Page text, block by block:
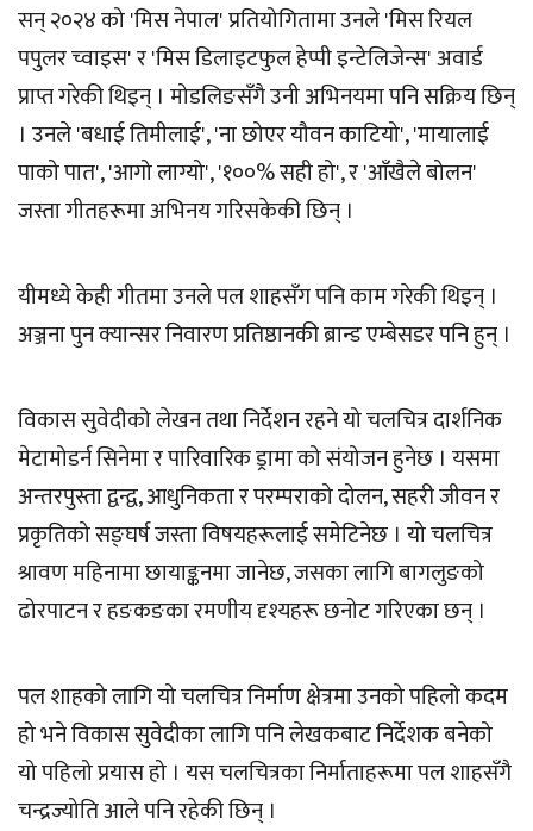
सन् २०२४ को 'मिस नेपाल' प्रतियोगितामा उनले 'मिस रियल
पपुलर च्वाइस' र 'मिस डिलाइटफुल हेप्पी इन्टेलिजेन्स' अवार्ड
प्राप्त गरेकी थिइन् । मोडलिङसँगै उनी अभिनयमा पनि सक्रिय छिन्
। उनले 'बधाई तिमीलाई', 'ना छोएर यौवन काटियो', 'मायालाई
पाको पात', 'आगो लाग्यो', '१००% सही हो', र 'आँखैले बोलन'
जस्ता गीतहरूमा अभिनय गरिसकेकी छिन् ।
यीमध्ये केही गीतमा उनले पल शाहसँग पनि काम गरेकी थिइन् ।
अञ्जना पुन क्यान्सर निवारण प्रतिष्ठानकी ब्रान्ड एम्बेसडर पनि हुन् ।
विकास सुवेदीको लेखन तथा निर्देशन रहने यो चलचित्र दार्शनिक
मेटामोडर्न सिनेमा र पारिवारिक ड्रामा को संयोजन हुनेछ । यसमा
अन्तरपुस्ता द्वन्द्व, आधुनिकता र परम्पराको दोलन, सहरी जीवन र
प्रकृतिको सङ्घर्ष जस्ता विषयहरूलाई समेटिनेछ । यो चलचित्र
श्रावण महिनामा छायाङ्कनमा जानेछ, जसका लागि बागलुङको
ढोरपाटन र हङकङका रमणीय दृश्यहरू छनोट गरिएका छन् ।
पल शाहको लागि यो चलचित्र निर्माण क्षेत्रमा उनको पहिलो कदम
हो भने विकास सुवेदीका लागि पनि लेखकबाट निर्देशक बनेको
यो पहिलो प्रयास हो । यस चलचित्रका निर्माताहरूमा पल शाहसँगै
चन्द्रज्योति आले पनि रहेकी छिन् ।